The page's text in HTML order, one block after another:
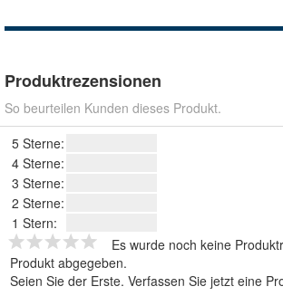
Produktrezensionen
So beurteilen Kunden dieses Produkt.
5 Sterne:
4 Sterne:
3 Sterne:
2 Sterne:
1 Stern:
Es wurde noch keine
Produkt abgegeben.
Seien Sie der Erste. Verfassen Sie jetzt eine